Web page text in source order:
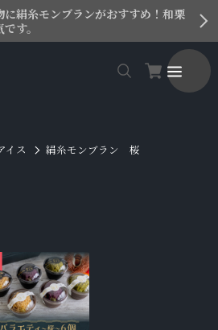
に絹糸モンブランがおすすめ！和栗
す。
イス 絹糸モンブラン 桜